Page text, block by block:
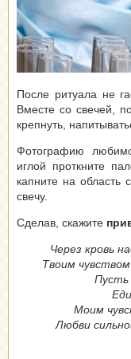
После ритуала не
Вместе со свечей,
крепнуть,
Фотографию
иглой проткните
капните на область
свечу.
Сделав, скажите
Через кровь
Твоим
Пусть
Моим
Любви